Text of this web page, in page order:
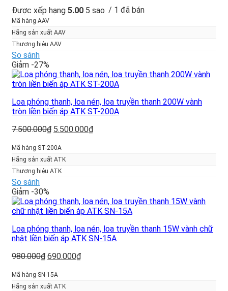
là:
250.000₫.
tại
Được xếp hạng 5.00 5 sao / 1 đã bán
Mã hàng AAV
Hãng sản xuất AAV
Thương hiệu AAV
So sánh
Giảm -27%
Loa phóng thanh, loa nén, loa truyền thanh 200W vành
tròn liền biến áp ATK ST-200A
7.500.000₫ Giá
là:
7.500.000₫.
5.500.000₫Giá
Mã hàng ST-200A
Hãng sản xuất ATK
Thương hiệu ATK
So sánh
Giảm -30%
Loa phóng thanh, loa nén, loa truyền thanh 15W vành chữ
nhật liền biến áp ATK SN-15A
980.000₫ Giá
là:
980.000₫.
690.000₫Giá
Mã hàng SN-15A
Hãng sản xuất ATK